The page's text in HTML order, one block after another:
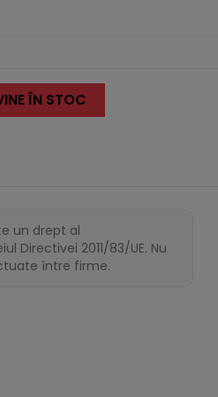
ÎN STOC
un drept al
Directivei 2011/83/UE. Nu
între firme.